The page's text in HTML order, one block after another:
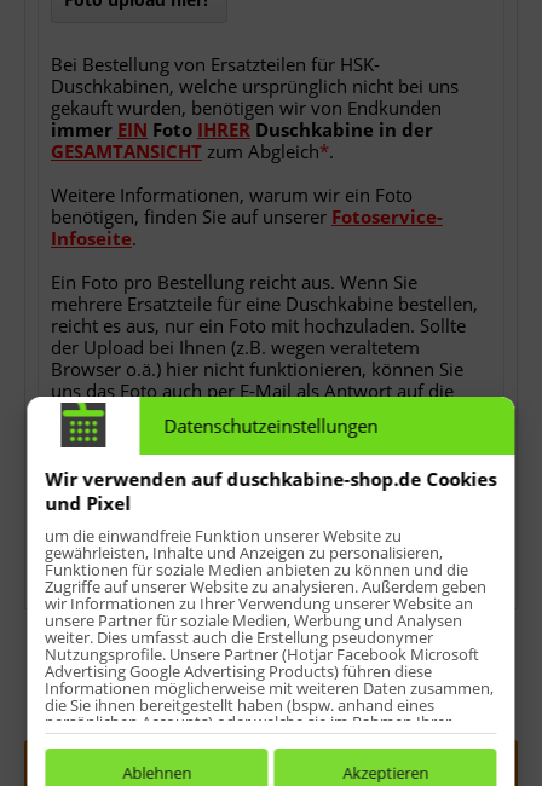
Bei Bestellung von Ersatzteilen für HSK-
Duschkabinen, welche ursprünglich nicht bei uns
gekauft wurden, benötigen wir von Endkunden
immer EIN Foto IHRER Duschkabine in der
GESAMTANSICHT zum Abgleich*.
Weitere Informationen, warum wir ein Foto
benötigen, finden Sie auf unserer Fotoservice-
Infoseite.
Ein Foto pro Bestellung reicht aus. Wenn Sie
mehrere Ersatzteile für eine Duschkabine bestellen,
reicht es aus, nur ein Foto mit hochzuladen. Sollte
der Upload bei Ihnen (z.B. wegen veraltetem
Browser o.ä.) hier nicht funktionieren, können Sie
uns das Foto auch per E-Mail als Antwort auf die
Bestellbestätigung nach der Bestellung zusenden.
Ohne das Foto können wir Ihren Auftrag nicht
bearbeiten!
*keine Detailfotos, keine Rechnungs- oder
sonstwas.
Menge:
In den Warenkorb
Datenschutzeinstellungen
Wir verwenden auf duschkabine-shop.de Cookies
und Pixel
um die einwandfreie Funktion unserer Website zu
gewährleisten, Inhalte und Anzeigen zu personalisieren,
Funktionen für soziale Medien anbieten zu können und die
Zugriffe auf unserer Website zu analysieren. Außerdem geben
wir Informationen zu Ihrer Verwendung unserer Website an
unsere Partner für soziale Medien, Werbung und Analysen
weiter. Dies umfasst auch die Erstellung pseudonymer
Nutzungsprofile. Unsere Partner (Hotjar Facebook Microsoft
Advertising Google Advertising Products) führen diese
Informationen möglicherweise mit weiteren Daten zusammen,
die Sie ihnen bereitgestellt haben (bspw. anhand eines
persönlichen Accounts) oder welche sie im Rahmen Ihrer
Nutzung der Dienste gesammelt haben (bspw. Nutzungsdaten
anderer Geräte). Ihre Einwilligung zur Nutzung von Cookies
und Pixeln können Sie jederzeit widerrufen, indem Sie auf den
Ablehnen Akzeptieren